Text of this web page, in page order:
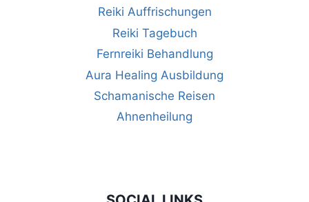
Reiki Auffrischungen
Reiki Tagebuch
Fernreiki Behandlung
Aura Healing Ausbildung
Schamanische Reisen
Ahnenheilung